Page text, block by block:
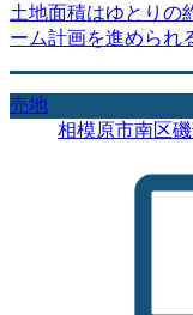
土地面積はゆとり
ーム計画を進められ
売地
相模原市南区